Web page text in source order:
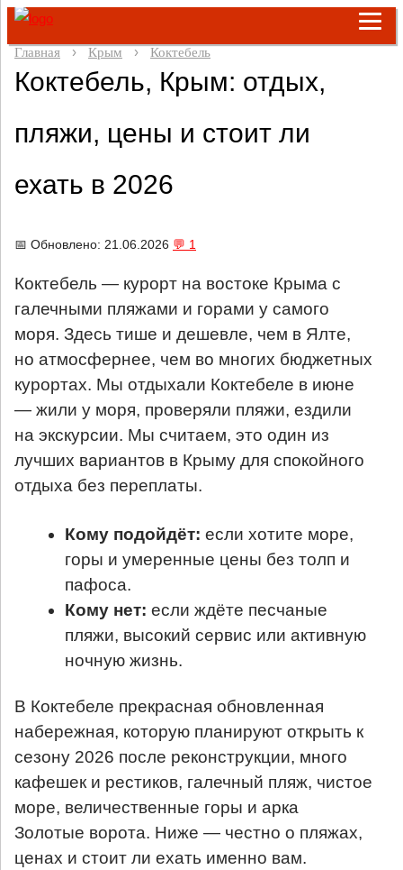
Главная Крым Коктебель
Коктебель, Крым: отдых,
пляжи, цены и стоит ли
ехать в 2026
📅 Обновлено: 21.06.2026 💬 1
Коктебель — курорт на востоке Крыма с
галечными пляжами и горами у самого
моря. Здесь тише и дешевле, чем в Ялте,
но атмосфернее, чем во многих бюджетных
курортах. Мы отдыхали Коктебеле в июне
— жили у моря, проверяли пляжи, ездили
на экскурсии. Мы считаем, это один из
лучших вариантов в Крыму для спокойного
отдыха без переплаты.
Кому подойдёт: если хотите море,
горы и умеренные цены без толп и
пафоса.
Кому нет: если ждёте песчаные
пляжи, высокий сервис или активную
ночную жизнь.
В Коктебеле прекрасная обновленная
набережная, которую планируют открыть к
сезону 2026 после реконструкции, много
кафешек и рестиков, галечный пляж, чистое
море, величественные горы и арка
Золотые ворота. Ниже — честно о пляжах,
ценах и стоит ли ехать именно вам.